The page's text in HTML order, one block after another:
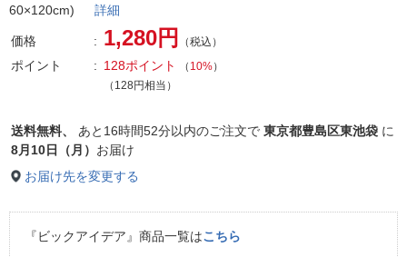
60×120cm) 詳細
価格 1,280円 （税込）
ポイント 128ポイント （ 10%）
（128円相当）
送料無料、 あと 16時間52分以内のご注文で 東京都豊島区東池袋 に
8月10日（月） お届け
お届け先を変更する
『ビックアイデア』商品一覧はこちら